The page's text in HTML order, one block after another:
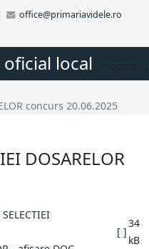
office@primariavidele.ro
local
concurs 20.06.2025
DOSARELOR
[ ]
34
kB